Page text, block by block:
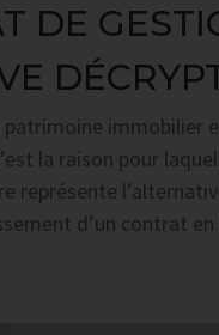
DE
patrimoine immobilier
la raison pour
représente
d’un contrat